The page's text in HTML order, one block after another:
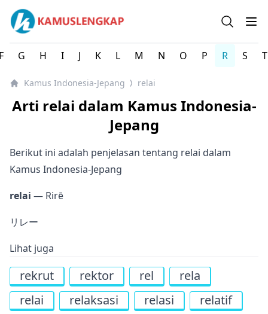
Kamus Lengkap Indonesia-Jepang - Kamus Bahasa
Open
G H I J K L M N O P R S T
Kamus Indonesia-Jepang ⟩ relai
Arti relai dalam Kamus Indonesia-
Jepang
Berikut ini adalah penjelasan tentang relai dalam
Kamus Indonesia-Jepang
relai — Rirē
リレー
Lihat juga
rekrut rektor rel
rela
relai
relaksasi relasi
relatif